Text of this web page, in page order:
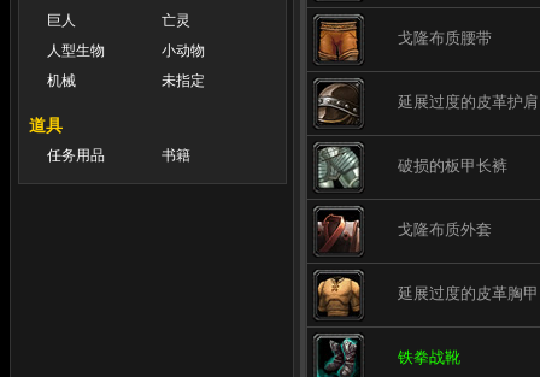
巨人
亡灵
人型生物
小动物
机械
未指定
道具
任务用品 书籍
戈隆布质腰带
延展过度的皮革护肩
破损的板甲长裤
戈隆布质外套
延展过度的皮革胸甲
铁拳战靴